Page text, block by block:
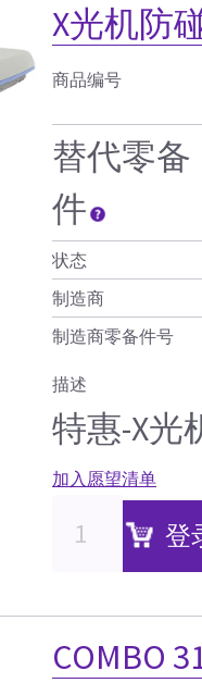
X光机防
商品编号
替代零备
件
状态
制造商
制造商零备件号
描述
特惠-X光
加入愿望清单
登
COMBO